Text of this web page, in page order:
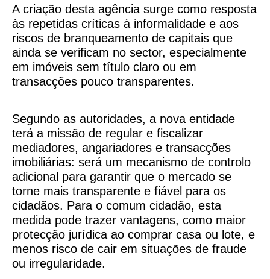
A criação desta agência surge como resposta
às repetidas críticas à informalidade e aos
riscos de branqueamento de capitais que
ainda se verificam no sector, especialmente
em imóveis sem título claro ou em
transacções pouco transparentes.
Segundo as autoridades, a nova entidade
terá a missão de regular e fiscalizar
mediadores, angariadores e transacções
imobiliárias: será um mecanismo de controlo
adicional para garantir que o mercado se
torne mais transparente e fiável para os
cidadãos. Para o comum cidadão, esta
medida pode trazer vantagens, como maior
protecção jurídica ao comprar casa ou lote, e
menos risco de cair em situações de fraude
ou irregularidade.